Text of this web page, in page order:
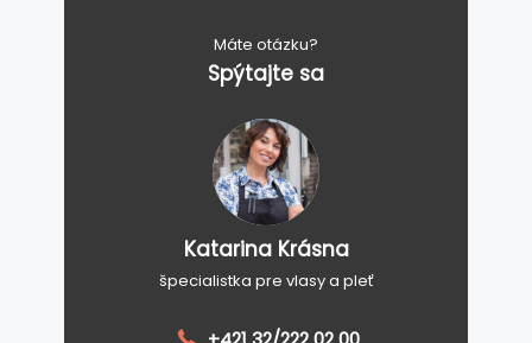
Máte otázku?
Spýtajte sa
Katarina Krásna
špecialistka pre vlasy a pleť